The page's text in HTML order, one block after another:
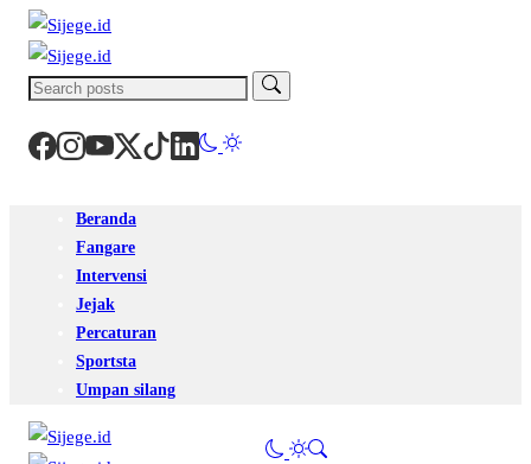
Beranda
Fangare
Intervensi
Jejak
Percaturan
Sportsta
Umpan silang